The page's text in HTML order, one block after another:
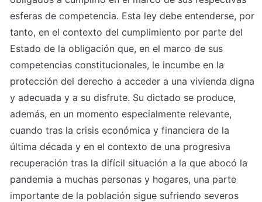
esferas de competencia. Esta ley debe entenderse, por
tanto, en el contexto del cumplimiento por parte del
Estado de la obligación que, en el marco de sus
competencias constitucionales, le incumbe en la
protección del derecho a acceder a una vivienda digna
y adecuada y a su disfrute. Su dictado se produce,
además, en un momento especialmente relevante,
cuando tras la crisis económica y financiera de la
última década y en el contexto de una progresiva
recuperación tras la difícil situación a la que abocó la
pandemia a muchas personas y hogares, una parte
importante de la población sigue sufriendo severos